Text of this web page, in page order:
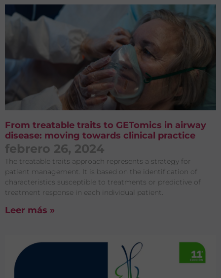
From treatable traits to GETomics in airway
disease: moving towards clinical practice
febrero 26, 2024
The treatable traits approach represents a strategy for
patient management. It is based on the identification of
characteristics susceptible to treatments or predictive of
treatment response in each individual patient.
Leer más »